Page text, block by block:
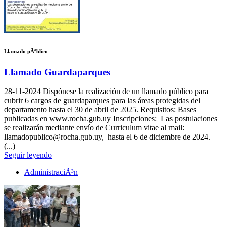
Llamado pÃºblico
Llamado Guardaparques
28-11-2024 Dispónese la realización de un llamado público para
cubrir 6 cargos de guardaparques para las áreas protegidas del
departamento hasta el 30 de abril de 2025. Requisitos: Bases
publicadas en www.rocha.gub.uy Inscripciones: Las postulaciones
se realizarán mediante envío de Curriculum vitae al mail:
llamadopublico@rocha.gub.uy, hasta el 6 de diciembre de 2024.
(...)
Seguir leyendo
AdministraciÃ³n